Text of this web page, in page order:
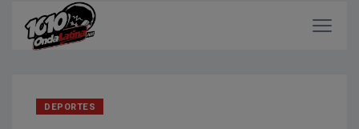
DEPORTES